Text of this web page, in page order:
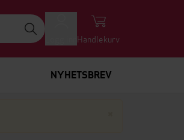
Handlekurv
NYHETSBREV